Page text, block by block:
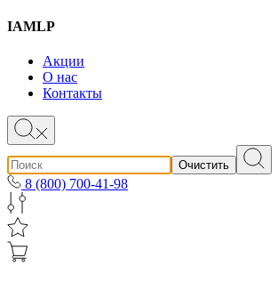
IAMLP
Акции
О нас
Контакты
Очистить
8 (800) 700-41-98